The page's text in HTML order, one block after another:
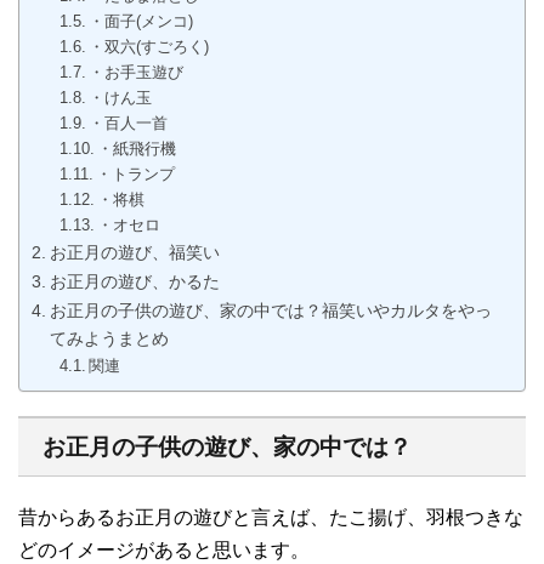
・面子(メンコ)
・双六(すごろく)
・お手玉遊び
・けん玉
・百人一首
・紙飛行機
・トランプ
・将棋
・オセロ
お正月の遊び、福笑い
お正月の遊び、かるた
お正月の子供の遊び、家の中では？福笑いやカルタをやっ
てみようまとめ
関連
お正月の子供の遊び、家の中では？
昔からあるお正月の遊びと言えば、たこ揚げ、羽根つきな
どのイメージがあると思います。